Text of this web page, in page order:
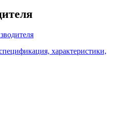
характеристики,